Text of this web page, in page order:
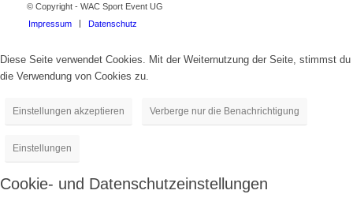
© Copyright - WAC Sport Event UG
Impressum
Datenschutz
Diese Seite verwendet Cookies. Mit der Weiternutzung der Seite, stimmst du
die Verwendung von Cookies zu.
Einstellungen akzeptieren Verberge nur die Benachrichtigung
Einstellungen
Cookie- und Datenschutzeinstellungen